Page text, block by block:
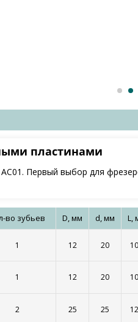
пластинами
Первый выбор для
во зубьев D, мм d, мм L,
1 12 20
1 12 20
2 25 25